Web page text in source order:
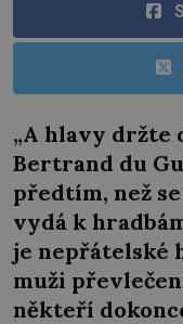
„A hlavy držte
Bertrand du
předtím, než
vydá k
je nepřátelské
muži
někteří